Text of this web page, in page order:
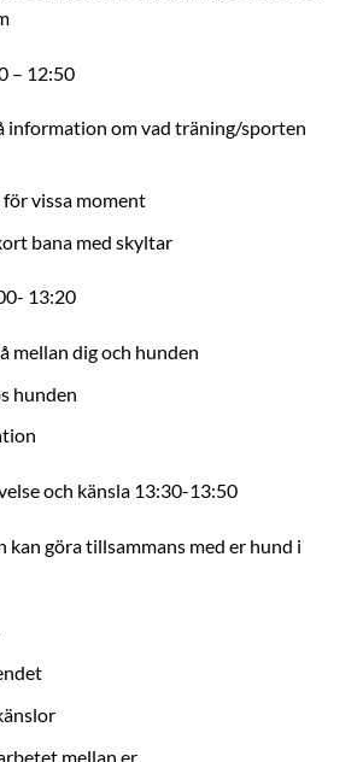
– 12:50
information om vad träning/sporten
vissa moment
bana med skyltar
13:20
mellan dig och hunden
hunden
och känsla 13:30-13:50
kan göra tillsammans med er hund i
mellan er